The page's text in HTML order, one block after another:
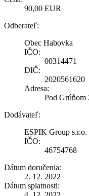
90,00 EUR
Odberateľ:
Obec Habovka
IČO:
00314471
DIČ:
2020561620
Adresa:
Pod Grúňom
Dodávateľ:
ESPIK Group s.r.o.
IČO:
46754768
Dátum doručenia:
2. 12. 2022
Dátum splatnosti: